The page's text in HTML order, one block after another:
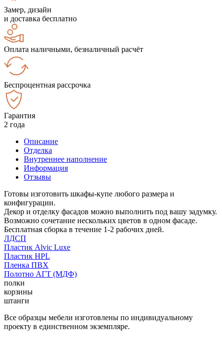
Замер, дизайн
и доставка бесплатно
Оплата наличными, безналичный расчёт
Беспроцентная рассрочка
Гарантия
2 года
Описание
Отделка
Внутреннее наполнение
Информация
Отзывы
Готовы изготовить шкафы-купе любого размера и
конфигурации.
Декор и отделку фасадов можно выполнить под вашу задумку.
Возможно сочетание нескольких цветов в одном фасаде.
Бесплатная сборка в течение 1-2 рабочих дней.
ЛДСП
Пластик Alvic Luxe
Пластик HPL
Пленка ПВХ
Полотно АГТ (МДФ)
полки
корзины
штанги
Все образцы мебели изготовлены по индивидуальному
проекту в единственном экземпляре.